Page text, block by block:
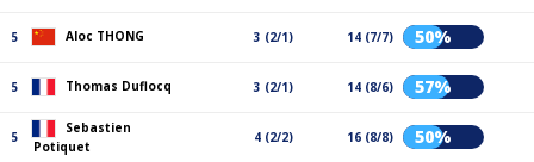
5 Aloc THONG 3 (2/1) 14 (7/7) 50%
5 Thomas Duflocq 3 (2/1) 14 (8/6) 57%
5
Sebastien
Potiquet
4 (2/2) 16 (8/8) 50%